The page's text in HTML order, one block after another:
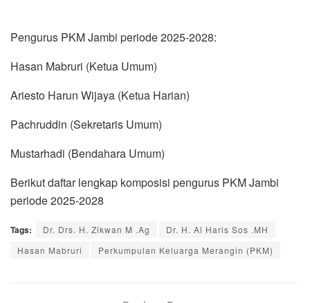
Pengurus PKM Jambi periode 2025-2028:
Hasan Mabruri (Ketua Umum)
Ariesto Harun Wijaya (Ketua Harian)
Pachruddin (Sekretaris Umum)
Mustarhadi (Bendahara Umum)
Berikut daftar lengkap komposisi pengurus PKM Jambi
periode 2025-2028
Tags: Dr. Drs. H. Zikwan M .Ag
Dr. H. Al Haris Sos .MH
Hasan Mabruri
Perkumpulan Keluarga Merangin (PKM)